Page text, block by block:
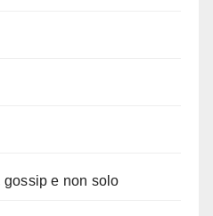
gossip e non solo